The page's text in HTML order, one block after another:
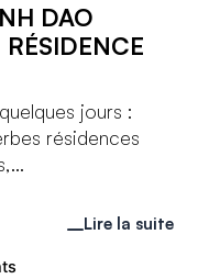
DAO
jours :
résidences
Lire la suite